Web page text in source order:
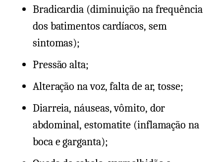
Bradicardia (diminuição na frequência
dos batimentos cardíacos, sem
sintomas);
Pressão alta;
Alteração na voz, falta de ar, tosse;
Diarreia, náuseas, vômito, dor
abdominal, estomatite (inflamação na
boca e garganta);